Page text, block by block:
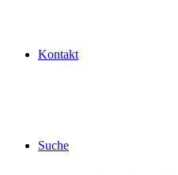
Kontakt
Suche